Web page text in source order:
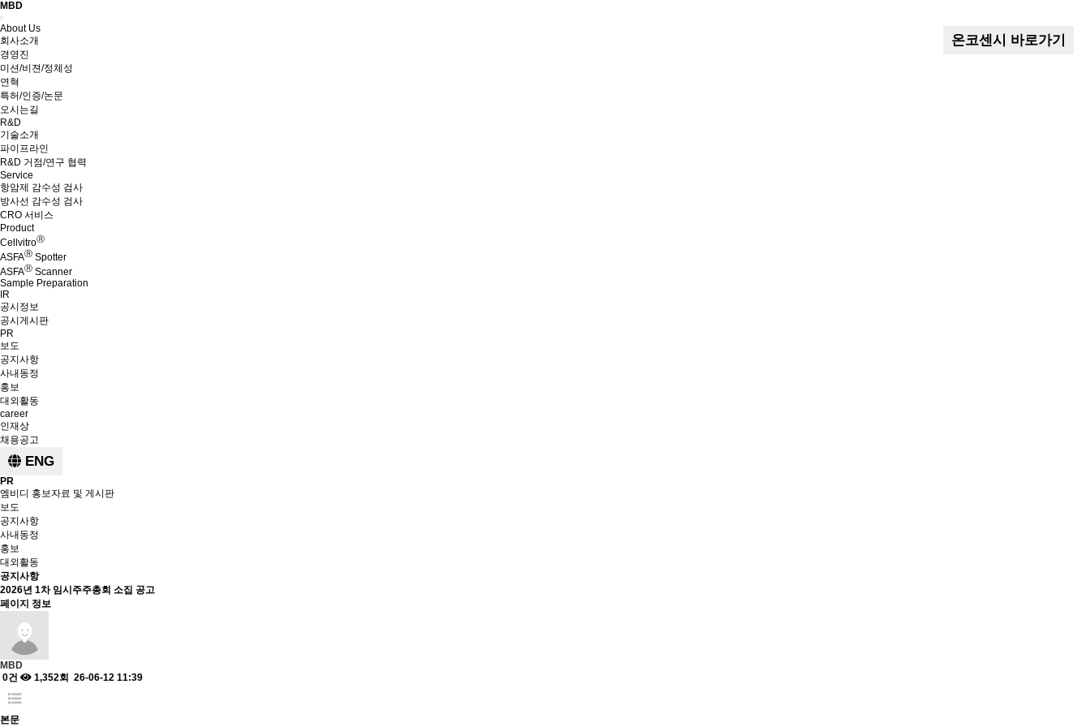
MBD
Menu
About Us
회사소개
경영진
미션/비젼/정체성
연혁
특허/인증/논문
오시는길
R&D
기술소개
파이프라인
R&D 거점/연구 협력
Service
항암제 감수성 검사
방사선 감수성 검사
CRO 서비스
Product
CellvitroⓇ
ASFAⓇ Spotter
ASFAⓇ Scanner
Sample Preparation
IR
공시정보
공시게시판
PR
보도
공지사항
사내동정
홍보
대외활동
career
인재상
채용공고
ENG
온코센시 바로가기
PR
엠비디 홍보자료 및 게시판
보도
공지사항
사내동정
홍보
대외활동
공지사항
2026년 1차 임시주주총회 소집 공고
페이지 정보
MBD
0건
1,352회 26-06-12 11:39
본문